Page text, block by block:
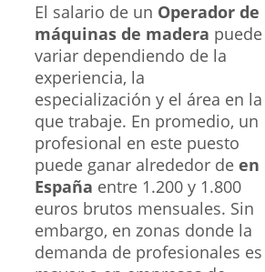
El salario de un Operador de
máquinas de madera puede
variar dependiendo de la
experiencia, la
especialización y el área en la
que trabaje. En promedio, un
profesional en este puesto
puede ganar alrededor de en
España entre 1.200 y 1.800
euros brutos mensuales. Sin
embargo, en zonas donde la
demanda de profesionales es